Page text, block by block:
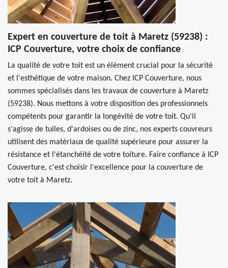
Expert en couverture de toit à Maretz (59238) :
ICP Couverture, votre choix de confiance
La qualité de votre toit est un élément crucial pour la sécurité
et l'esthétique de votre maison. Chez ICP Couverture, nous
sommes spécialisés dans les travaux de couverture à Maretz
(59238). Nous mettons à votre disposition des professionnels
compétents pour garantir la longévité de votre toit. Qu'il
s'agisse de tuiles, d'ardoises ou de zinc, nos experts couvreurs
utilisent des matériaux de qualité supérieure pour assurer la
résistance et l'étanchéité de votre toiture. Faire confiance à ICP
Couverture, c'est choisir l'excellence pour la couverture de
votre toit à Maretz.